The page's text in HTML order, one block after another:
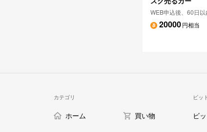
WEB申込後、60日
20000円相当
カテゴリ
ホーム 買い物
ビッ
ビ